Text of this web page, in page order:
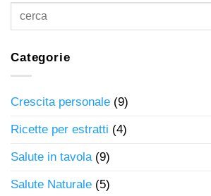
Categorie
Crescita personale (9)
Ricette per estratti (4)
Salute in tavola(9)
Salute Naturale (5)